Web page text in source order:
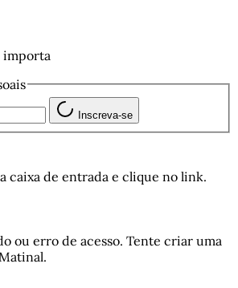
importa
Inscreva-se
caixa de entrada e clique no link.
ou erro de acesso. Tente criar uma